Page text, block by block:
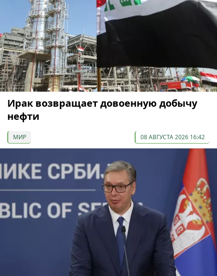
Ирак возвращает довоенную добычу
нефти
МИР 08 АВГУСТА 2026 16:42